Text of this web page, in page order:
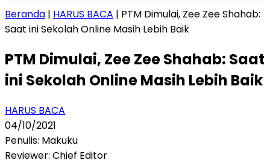
Beranda | HARUS BACA | PTM Dimulai, Zee Zee Shahab:
Saat ini Sekolah Online Masih Lebih Baik
PTM Dimulai, Zee Zee Shahab: Saat
ini Sekolah Online Masih Lebih Baik
HARUS BACA
04/10/2021
Penulis: Makuku
Reviewer: Chief Editor